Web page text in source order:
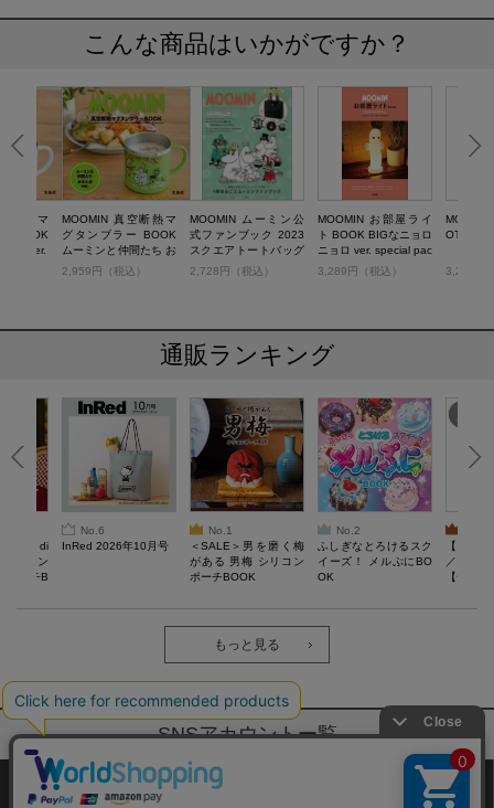
こんな商品はいかがですか？
断熱マ
BOOK
つ ver.
MOOMIN 真空断熱マ
グタンブラー BOOK
ムーミンと仲間たち お
さんぽ ver.
2,959円（税込）
MOOMIN ムーミン公
式ファンブック 2023
スクエアトートバッグ
ver.
2,728円（税込）
MOOMIN お部屋ライ
ト BOOK BIGなニョロ
ニョロ ver. special pac
kage
3,289円（税込）
OTE
3,289円
通販ランキング
di
ティン
ポーチB
No.6
InRed 2026年10月号
No.1
＜SALE＞男を磨く梅
がある 男梅 シリコン
ポーチBOOK
No.2
ふしぎなとろけるスク
イーズ！ メルぷにBO
OK
【
／Lサイ
【一般
ウェア
もっと見る
SNSアカウントー覧
サイトマップ